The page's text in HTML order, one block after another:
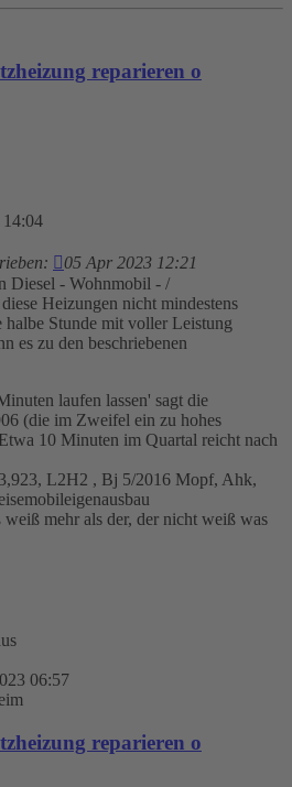
reparieren o
14:04
05 Apr 2023 12:21
Diesel - Wohnmobil - /
Heizungen nicht mindestens
Stunde mit voller Leistung
es zu den beschriebenen
laufen lassen' sagt die
(die im Zweifel ein zu hohes
10 Minuten im Quartal reicht nach
L2H2 , Bj 5/2016 Mopf, Ahk,
mehr als der, der nicht weiß was
06:57
reparieren o